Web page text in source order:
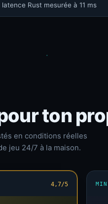
latence Rust mesurée à 11 ms
ton
en conditions réelles
jeu 24/7 à la maison.
4,7/5